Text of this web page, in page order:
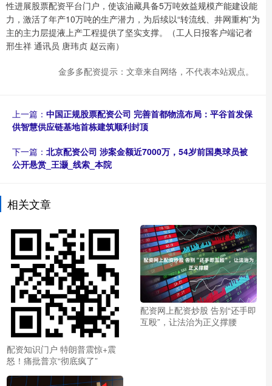
性进展股票配资平台门户，使该油藏具备5万吨效益规模产能建设能
力，激活了年产10万吨的生产潜力，为后续以“转流线、井网重构”为
主的主力层提液上产工程提供了坚实支撑。（工人日报客户端记者
邢生祥 通讯员 唐玮贞 赵云南）
金多多配资提示：文章来自网络，不代表本站观点。
上一篇： 中国正规股票配资公司 完善首都物流布局：平谷首发保
供智慧供应链基地首栋建筑顺利封顶
下一篇： 北京配资公司 涉案金额近7000万，54岁前国奥球员被
公开悬赏_王灏_线索_本院
相关文章
配资知识门户 特朗普震惊+震
怒！痛批普京“彻底疯了”
配资网上配资炒股 告别“还手即
互殴”，让法治为正义撑腰